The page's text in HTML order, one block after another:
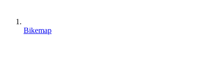
Bikemap